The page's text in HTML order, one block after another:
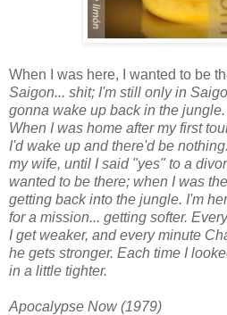
When I was here, I wanted to be
Saigon... shit; I'm still only in
gonna wake up back in the jungle.
When I was home after my first
I'd wake up and there'd be
my wife, until I said "yes" to a
wanted to be there; when I was
getting back into the jungle. I'm
for a mission... getting softer.
I get weaker, and every minute
he gets stronger. Each time I
in a little tighter.
Apocalypse Now (1979)